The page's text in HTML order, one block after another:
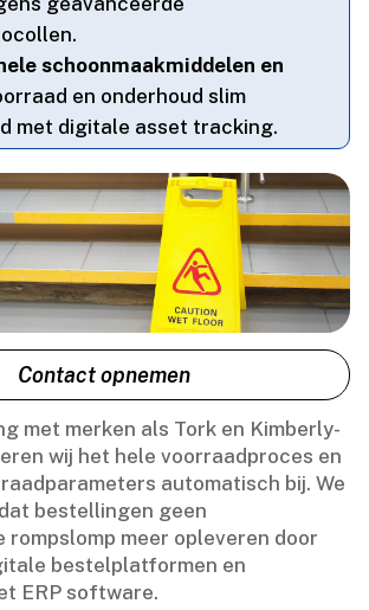
schoonmaakmiddelen en
en onderhoud slim
met digitale asset tracking.​
Contact opnemen
met merken als Tork en Kimberly-
wij het hele voorraadproces en
automatisch bij.​ We
bestellingen geen
rompslomp meer opleveren door
bestelplatformen en
ERP software.​